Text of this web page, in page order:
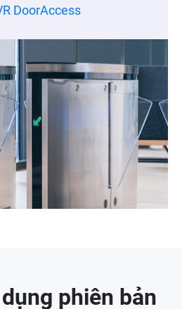
DoorAccess
phiên bản